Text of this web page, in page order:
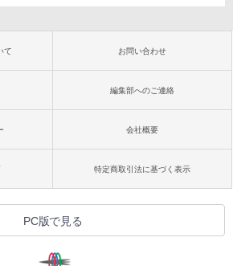
て お問い合わせ
編集部へのご連絡
会社概要
特定商取引法に基づく表示
PC版で見る